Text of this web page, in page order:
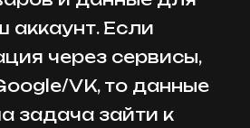
аккаунт. Если
через сервисы,
VK, то данные
задача зайти к